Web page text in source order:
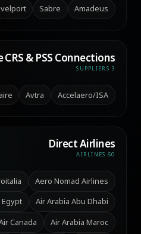
Amadeus
Sabre
& PSS Connections
3 SUPPLIERS
Accelaero/ISA
Avtra
Direct Airlines
60 AIRLINES
Aero Nomad Airlines
Air Arabia Abu Dhabi
Air Arabia Maroc
Canada